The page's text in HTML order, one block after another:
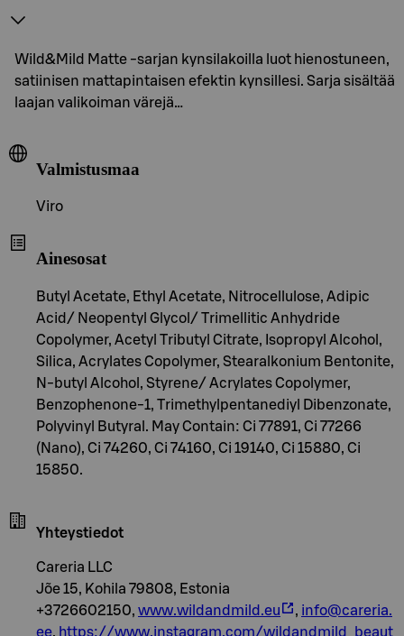
Wild&Mild Matte -sarjan kynsilakoilla luot hienostuneen,
satiinisen mattapintaisen efektin kynsillesi. Sarja sisältää
laajan valikoiman värejä…
Valmistusmaa
Viro
Ainesosat
Butyl Acetate, Ethyl Acetate, Nitrocellulose, Adipic
Acid/ Neopentyl Glycol/ Trimellitic Anhydride
Copolymer, Acetyl Tributyl Citrate, Isopropyl Alcohol,
Silica, Acrylates Copolymer, Stearalkonium Bentonite,
N-butyl Alcohol, Styrene/ Acrylates Copolymer,
Benzophenone-1, Trimethylpentanediyl Dibenzonate,
Polyvinyl Butyral. May Contain: Ci 77891, Ci 77266
(Nano), Ci 74260, Ci 74160, Ci 19140, Ci 15880, Ci
15850.
Yhteystiedot
Careria LLC
Jõe 15, Kohila 79808, Estonia
+3726602150, www.wildandmild.eu , info@careria.
ee, https://www.instagram.com/wildandmild_beaut